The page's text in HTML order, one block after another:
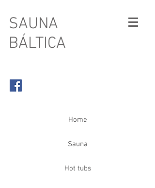
SAUNA
BÁLTICA
Hot tubs
Sauna
Home